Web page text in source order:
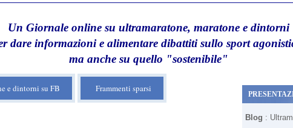
Un Giornale online su ultramaratone, maratone e dintorni
dare informazioni e alimentare dibattiti sullo sport
ma anche su quello "sostenibile"
e dintorni su FB Frammenti sparsi
Blog :